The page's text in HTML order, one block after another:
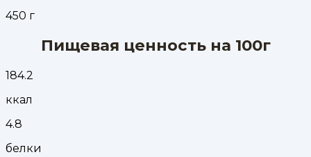
450 г
Пищевая ценность на 100г
184.2
ккал
4.8
белки